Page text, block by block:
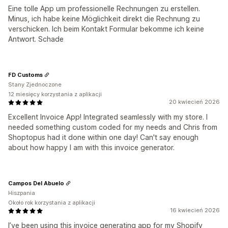
Eine tolle App um professionelle Rechnungen zu erstellen.
Minus, ich habe keine Möglichkeit direkt die Rechnung zu
verschicken. Ich beim Kontakt Formular bekomme ich keine
Antwort. Schade
20 kwiecień 2026
Excellent Invoice App! Integrated seamlessly with my store. I
needed something custom coded for my needs and Chris from
Shoptopus had it done within one day! Can't say enough
about how happy I am with this invoice generator.
FD Customs
Stany Zjednoczone
12 miesięcy korzystania z aplikacji
16 kwiecień 2026
I’ve been using this invoice generating app for my Shopify
Campos Del Abuelo
Hiszpania
Około rok korzystania z aplikacji